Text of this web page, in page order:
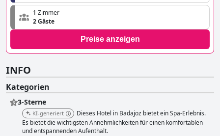
1 Zimmer
2 Gäste
Preise anzeigen
INFO
Kategorien
3-Sterne
KI-generiert
Dieses Hotel in Badajoz bietet ein Spa-Erlebnis.
Es bietet die wichtigsten Annehmlichkeiten für einen komfortablen
und entspannenden Aufenthalt.